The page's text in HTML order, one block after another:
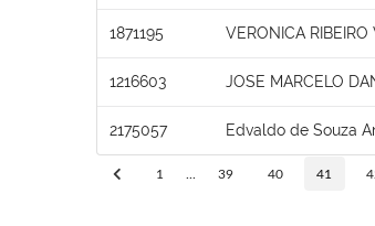
1871195 VERONICA RIBEIRO
1216603 JOSE MARCELO
2175057 Edvaldo de Souza
1 39 40 41